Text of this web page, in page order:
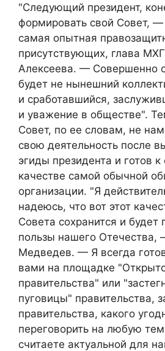
"Следующий президент,
формировать свой Совет, —
самая опытная
присутствующих, глава
Алексеева. — Совершенно
будет не нынешний
и сработавшийся,
и уважение в обществе".
Совет, по ее словам, не
свою деятельность после
эгиды президента и готов к
качестве самой обычной
организации. "Я
надеюсь, что вот этот
Совета сохранится и будет
пользы нашего Отечества,
Медведев. — Я всегда
вами на площадке
правительства" или
пуговицы" правительства,
правительства, какого
переговорить на любую
считаете актуальной для